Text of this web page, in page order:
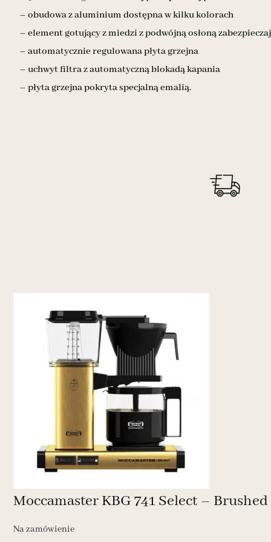
– obudowa z aluminium dostępna w kilku kolorach
– element gotujący z miedzi z podwójną osłoną
– automatycznie regulowana płyta grzejna
– uchwyt filtra z automatyczną blokadą kapania
– płyta grzejna pokryta specjalną emalią.
Moccamaster KBG 741 Select –
Na zamówienie